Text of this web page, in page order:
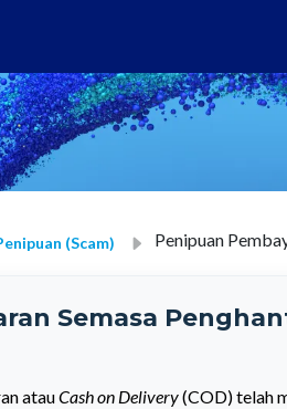
(Scam) Penipuan
Semasa
atauCash on Delivery(COD) telah